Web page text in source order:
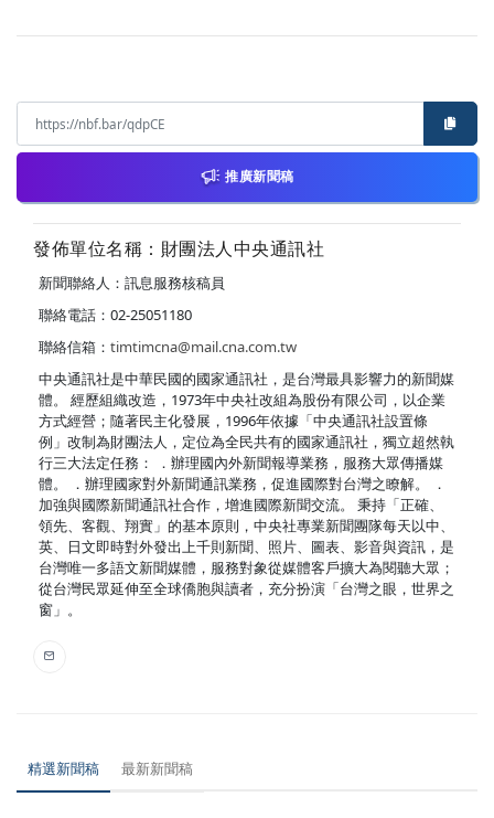
推廣新聞稿
發佈單位名稱：財團法人中央通訊社
新聞聯絡人：訊息服務核稿員
聯絡電話：02-25051180
聯絡信箱： timtimcna@mail.cna.com.tw
中央通訊社是中華民國的國家通訊社，是台灣最具影響力的新聞媒
體。 經歷組織改造，1973年中央社改組為股份有限公司，以企業
方式經營；隨著民主化發展，1996年依據「中央通訊社設置條
例」改制為財團法人，定位為全民共有的國家通訊社，獨立超然執
行三大法定任務： ．辦理國內外新聞報導業務，服務大眾傳播媒
體。 ．辦理國家對外新聞通訊業務，促進國際對台灣之瞭解。 ．
加強與國際新聞通訊社合作，增進國際新聞交流。 秉持「正確、
領先、客觀、翔實」的基本原則，中央社專業新聞團隊每天以中、
英、日文即時對外發出上千則新聞、照片、圖表、影音與資訊，是
台灣唯一多語文新聞媒體，服務對象從媒體客戶擴大為閱聽大眾；
從台灣民眾延伸至全球僑胞與讀者，充分扮演「台灣之眼，世界之
窗」。
精選新聞稿 最新新聞稿